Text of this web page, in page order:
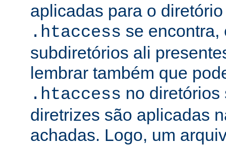
aplicadas para o
.htaccess se encontra,
subdiretórios ali
lembrar também que
.htaccess no diretórios
diretrizes são aplicadas
achadas. Logo, um